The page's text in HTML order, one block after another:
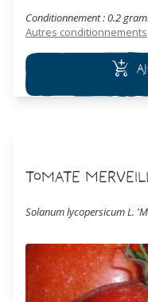
Conditionnement : 0.2
Autres conditionnements
Tomate
Solanum lycopersicum L.